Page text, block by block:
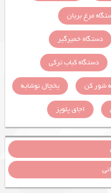
مرغ بریان
دستگاه خمیرگیر
دستگاه کباب ترکی
شور کن
یخچال نوشابه
اجاق پلوپز